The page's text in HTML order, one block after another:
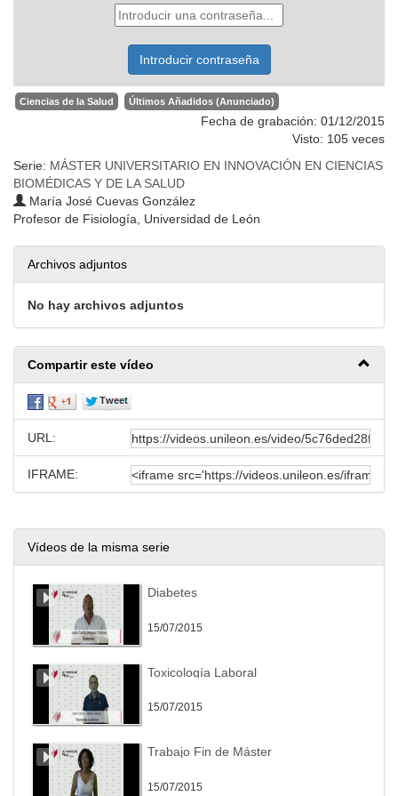
Ciencias de la Salud Últimos Añadidos (Anunciado)
Fecha de grabación: 01/12/2015
Visto: 105 veces
Serie: MÁSTER UNIVERSITARIO EN INNOVACIÓN EN CIENCIAS
BIOMÉDICAS Y DE LA SALUD
María José Cuevas González
Profesor de Fisiología, Universidad de León
Archivos adjuntos
No hay archivos adjuntos
Compartir este vídeo
URL:
IFRAME:
Vídeos de la misma serie
Diabetes
15/07/2015
Toxicología Laboral
15/07/2015
Trabajo Fin de Máster
15/07/2015